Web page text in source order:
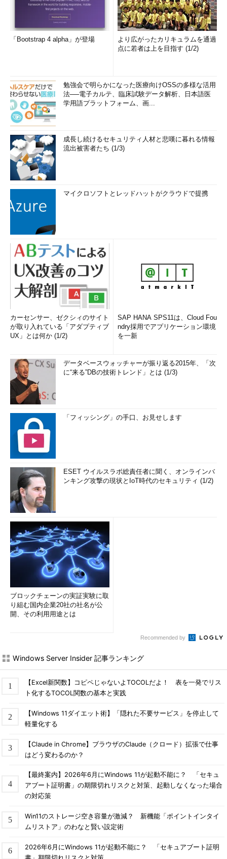
「Bootstrap 4 alpha」が登場
より広がったカリキュラムを通過
点に若者は上を目指す (1/2)
勉強会で明らかになった医療向けOSSの多様な活用
法──電子カルテ、臨床試験データ解析、日本語医
学用語プラットフォーム、画...
成長し続けるセキュリティ人材と悲嘆に暮れる情報
流出被害者たち (1/3)
マイクロソフトとレッドハットがクラウドで提携
カーセンサー、ゼクシィのサイト
が取り入れている「アダプティブ
UX」とは何か (1/2)
SAP HANA SPS11は、Cloud Fou
ndry採用でアプリケーション環境
を一新
データベースウォッチャーが振り返る2015年、「次
に“来る”DBの技術トレンド」とは (1/3)
「フィッシング」の手口、お見せします
ESET ウイルスラボ総責任者に聞く、オンラインバ
ンキング攻撃の現状とIoT時代のセキュリティ (1/2)
ブロックチェーンの実証実験に取
り組む国内企業20社の社名が公
開、その利用用途とは
Recommended by
Windows Server Insider 記事ランキング
【Excel新関数】コピペじゃないよTOCOLだよ！ 表を一発でリス
ト化するTOCOL関数の基本と実践
【Windows 11ダイエット術】「隠れた不要サービス」を停止して
軽量化する
【Claude in Chrome】ブラウザのClaude（クロード）拡張で仕事
はどう変わるのか？
【最終案内】2026年6月にWindows 11が起動不能に？ 「セキュ
アブート証明書」の期限切れリスクと対策、起動しなくなった場合
の対応策
Win11のストレージ空き容量が激減？ 新機能「ポイントインタイ
ムリストア」のわなと賢い設定術
2026年6月にWindows 11が起動不能に？ 「セキュアブート証明